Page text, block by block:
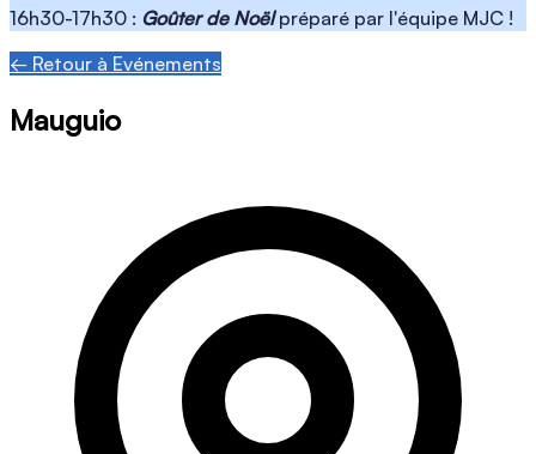
16h30-17h30 : Goûter de Noëlpréparé par l'équipe MJC !
← Retour à Evénements
Mauguio